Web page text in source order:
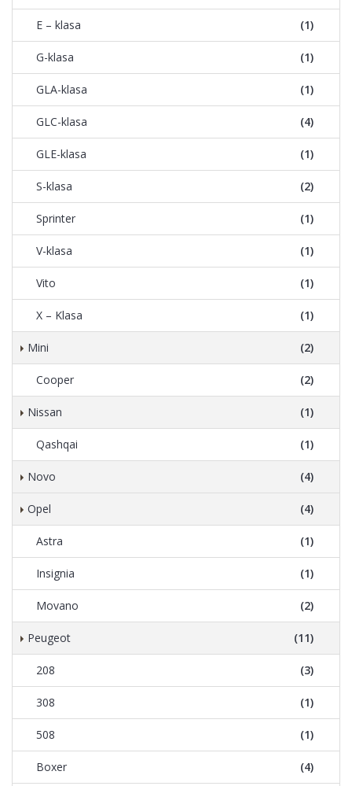
E – klasa (1)
G-klasa (1)
GLA-klasa (1)
GLC-klasa (4)
GLE-klasa (1)
S-klasa (2)
Sprinter (1)
V-klasa (1)
Vito (1)
X – Klasa (1)
Mini (2)
Cooper (2)
Nissan (1)
Qashqai (1)
Novo (4)
Opel (4)
Astra (1)
Insignia (1)
Movano (2)
Peugeot (11)
208 (3)
308 (1)
508 (1)
Boxer (4)